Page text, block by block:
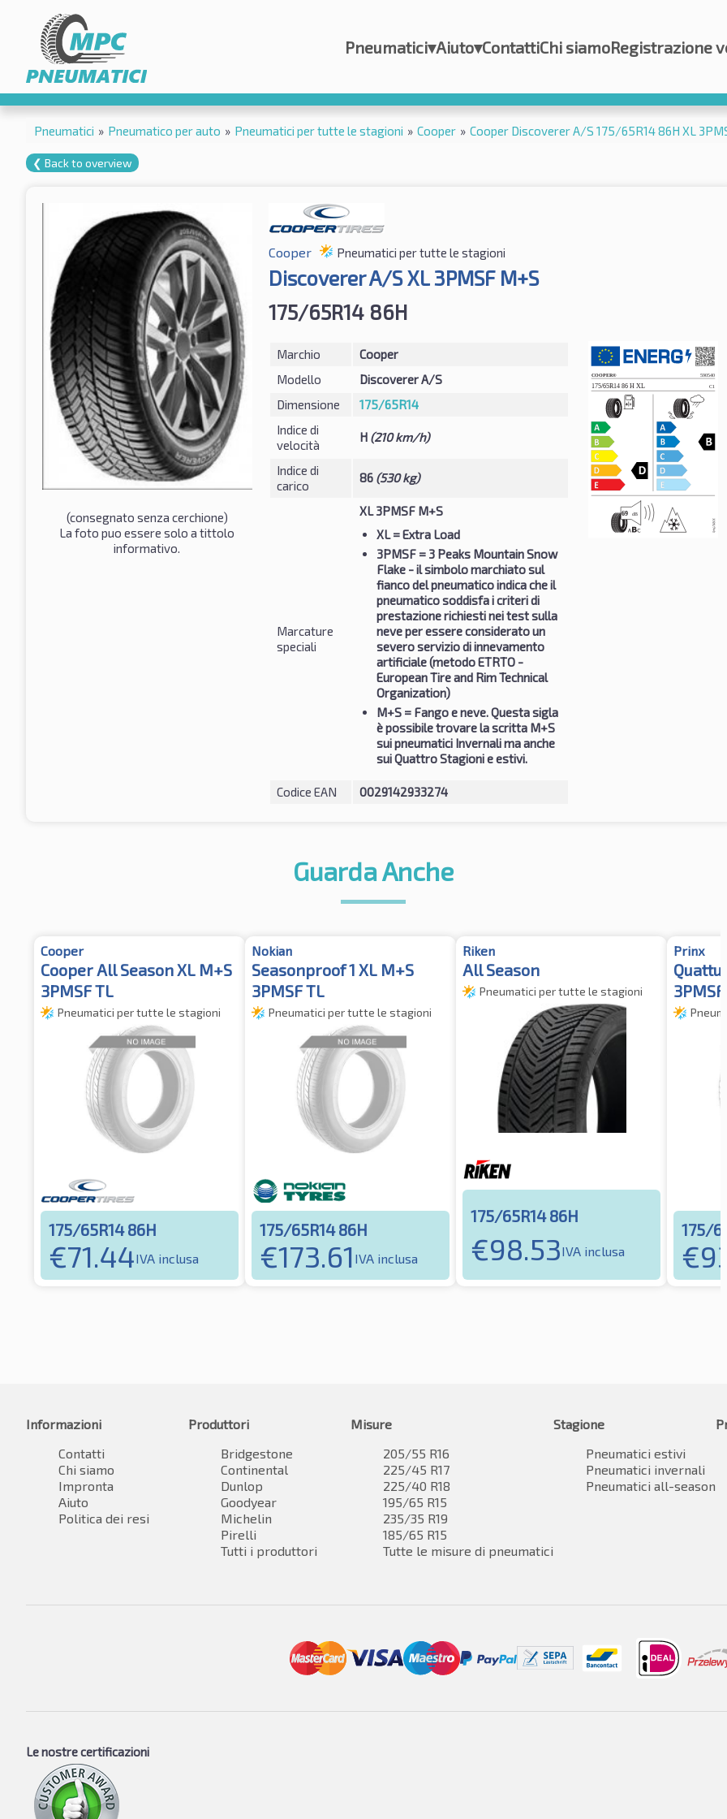
Pneumatici▾Aiuto▾ContattiChi siamoRegistrazione
Pneumatici » Pneumatico per auto » Pneumatici per tutte le stagioni » Cooper » Cooper Discoverer A/S 175/65R14 86H XL
❮ Back to overview
(consegnato senza cerchione)
La foto puo essere solo a tittolo
informativo.
Cooper Pneumatici per tutte le stagioni
Discoverer A/S XL 3PMSF M+S
175/65R14 86H
Marchio
Cooper
Modello
Discoverer A/S
Dimensione
175/65R14
Indice di
velocità
H (210 km/h)
Indice di
carico
86 (530 kg)
Marcature
speciali
XL 3PMSF M+S
XL= Extra Load
3PMSF= 3 Peaks Mountain Snow
Flake - il simbolo marchiato sul
fianco del pneumatico indica che il
pneumatico soddisfa i criteri di
prestazione richiesti nei test sulla
neve per essere considerato un
severo servizio di innevamento
artificiale (metodo ETRTO -
European Tire and Rim Technical
Organization)
M+S= Fango e neve. Questa sigla
è possibile trovare la scritta M+S
sui pneumatici Invernali ma anche
sui Quattro Stagioni e estivi.
Codice EAN 0029142933274
Guarda Anche
Cooper
Cooper All Season XL M+S
3PMSF TL
Pneumatici per tutte le stagioni
175/65R14 86H
€71.44IVA inclusa
Nokian
Seasonproof 1 XL M+S
3PMSF TL
Pneumatici per tutte le stagioni
175/65R14 86H
€173.61 IVA inclusa
Riken
All Season
Pneumatici per tutte le stagioni
175/65R14 86H
€98.53IVA inclusa
Prinx
3PMSF
175/
€
Informazioni
Contatti
Chi siamo
Impronta
Aiuto
Politica dei resi
Produttori
Bridgestone
Continental
Dunlop
Goodyear
Michelin
Pirelli
Tutti i produttori
Misure
205/55 R16
225/45 R17
225/40 R18
195/65 R15
235/35 R19
185/65 R15
Tutte le misure di pneumatici
Stagione
Pneumatici estivi
Pneumatici invernali
Pneumatici all-season
Le nostre certificazioni